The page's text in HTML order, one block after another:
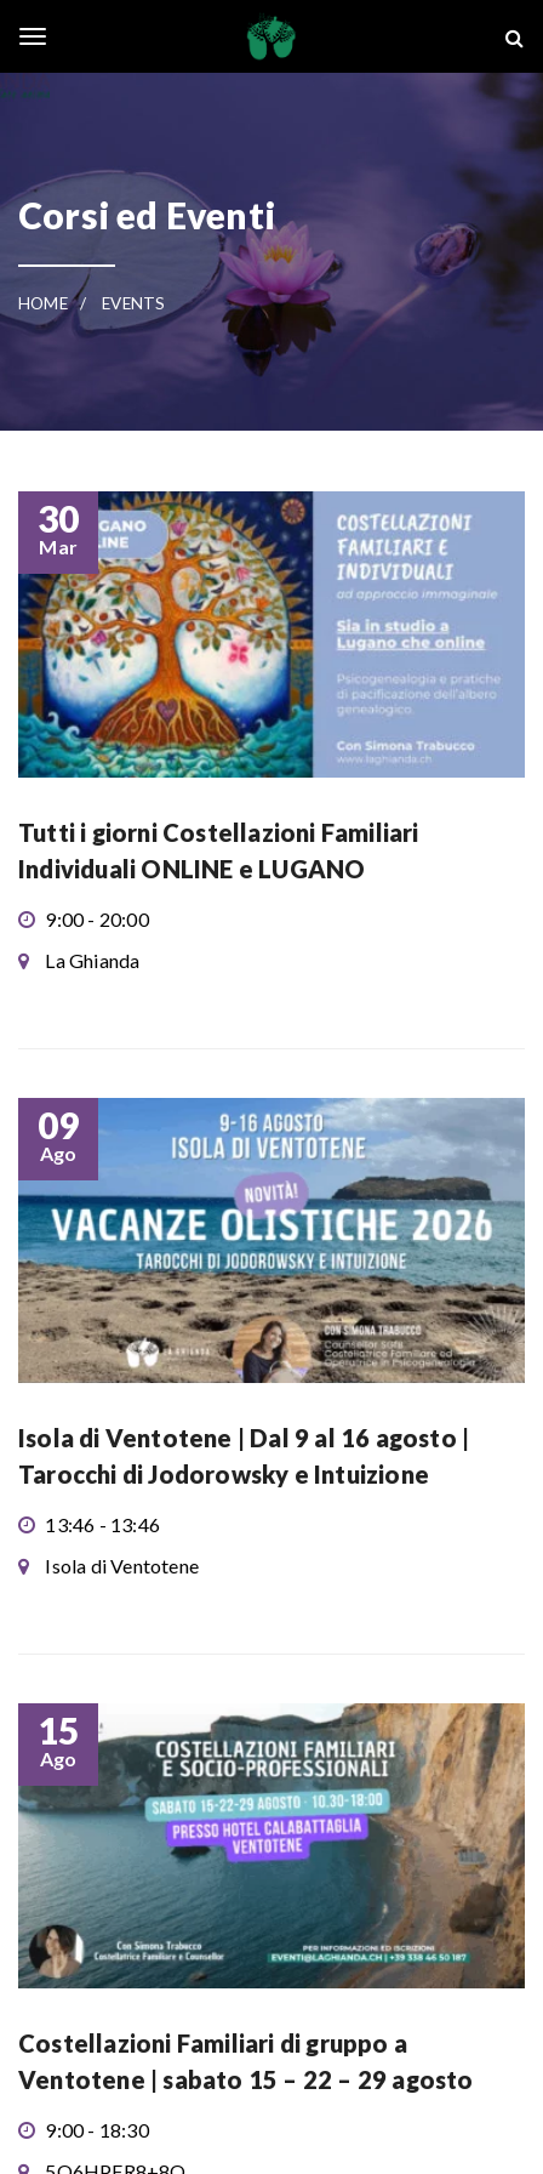
Corsi ed Eventi
HOME EVENTS
30
Mar
Tutti i giorni Costellazioni Familiari
Individuali ONLINE e LUGANO
9:00 - 20:00
La Ghianda
09
Ago
Isola di Ventotene | Dal 9 al 16 agosto |
Tarocchi di Jodorowsky e Intuizione
13:46 - 13:46
Isola di Ventotene
15
Ago
Costellazioni Familiari di gruppo a
Ventotene | sabato 15 – 22 – 29 agosto
9:00 - 18:30